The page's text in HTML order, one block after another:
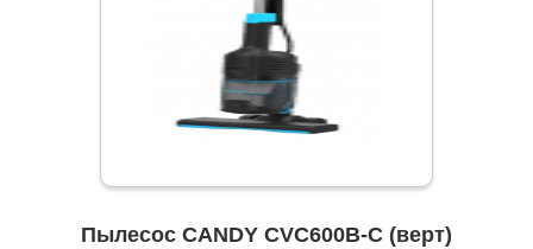
Пылесос CANDY CVC600B-C (верт)